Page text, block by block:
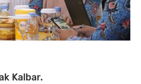
Kalbar.